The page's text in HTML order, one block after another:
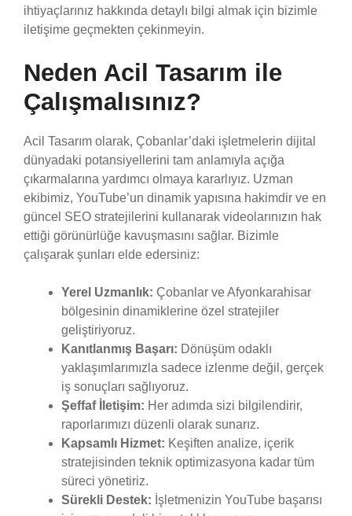
ihtiyaçlarınız hakkında detaylı bilgi almak için bizimle
iletişime geçmekten çekinmeyin.
Neden Acil Tasarım ile
Çalışmalısınız?
Acil Tasarım olarak, Çobanlar’daki işletmelerin dijital
dünyadaki potansiyellerini tam anlamıyla açığa
çıkarmalarına yardımcı olmaya kararlıyız. Uzman
ekibimiz, YouTube’un dinamik yapısına hakimdir ve en
güncel SEO stratejilerini kullanarak videolarınızın hak
ettiği görünürlüğe kavuşmasını sağlar. Bizimle
çalışarak şunları elde edersiniz:
Yerel Uzmanlık: Çobanlar ve Afyonkarahisar
bölgesinin dinamiklerine özel stratejiler
geliştiriyoruz.
Kanıtlanmış Başarı: Dönüşüm odaklı
yaklaşımlarımızla sadece izlenme değil, gerçek
iş sonuçları sağlıyoruz.
Şeffaf İletişim: Her adımda sizi bilgilendirir,
raporlarımızı düzenli olarak sunarız.
Kapsamlı Hizmet: Keşiften analize, içerik
stratejisinden teknik optimizasyona kadar tüm
süreci yönetiriz.
Sürekli Destek: İşletmenizin YouTube başarısı